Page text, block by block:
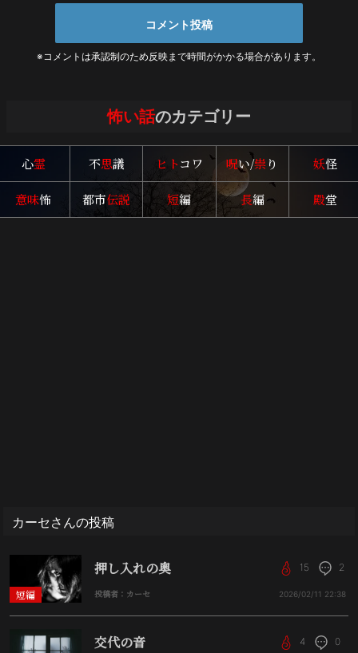
※コメントは承認制のため反映まで時間がかかる場合があります。
怖い話のカテゴリー
心霊 不思議 ヒトコワ 呪い/祟り 妖怪
意味怖 都市伝説 短編 長編 殿堂
カーセさんの投稿
短編
押し入れの奥
投稿者：カーセ
15 2
2026/02/11 22:38
交代の音 4 0